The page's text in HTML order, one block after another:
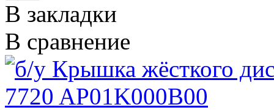
В закладки
В сравнение